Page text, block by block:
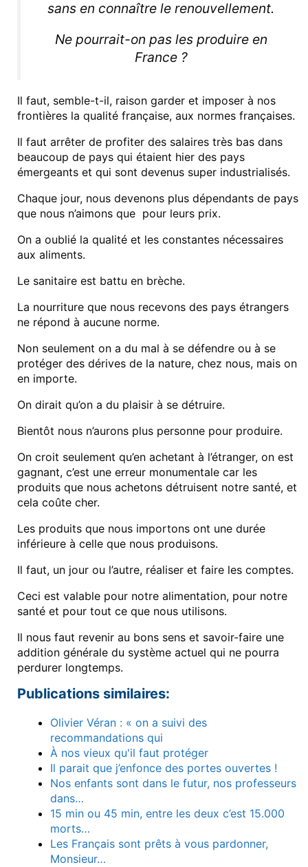
sans en connaître le renouvellement.
Ne pourrait-on pas les produire en
France ?
Il faut, semble-t-il, raison garder et imposer à nos
frontières la qualité française, aux normes françaises.
Il faut arrêter de profiter des salaires très bas dans
beaucoup de pays qui étaient hier des pays
émergeants et qui sont devenus super industrialisés.
Chaque jour, nous devenons plus dépendants de pays
que nous n’aimons que pour leurs prix.
On a oublié la qualité et les constantes nécessaires
aux aliments.
Le sanitaire est battu en brèche.
La nourriture que nous recevons des pays étrangers
ne répond à aucune norme.
Non seulement on a du mal à se défendre ou à se
protéger des dérives de la nature, chez nous, mais on
en importe.
On dirait qu’on a du plaisir à se détruire.
Bientôt nous n’aurons plus personne pour produire.
On croit seulement qu’en achetant à l’étranger, on est
gagnant, c’est une erreur monumentale car les
produits que nous achetons détruisent notre santé, et
cela coûte cher.
Les produits que nous importons ont une durée
inférieure à celle que nous produisons.
Il faut, un jour ou l’autre, réaliser et faire les comptes.
Ceci est valable pour notre alimentation, pour notre
santé et pour tout ce que nous utilisons.
Il nous faut revenir au bons sens et savoir-faire une
addition générale du système actuel qui ne pourra
perdurer longtemps.
Publications similaires:
Olivier Véran : « on a suivi des
recommandations qui
À nos vieux qu'il faut protéger
Il parait que j’enfonce des portes ouvertes !
Nos enfants sont dans le futur, nos professeurs
dans…
15 min ou 45 min, entre les deux c’est 15.000
morts…
Les Français sont prêts à vous pardonner,
Monsieur…